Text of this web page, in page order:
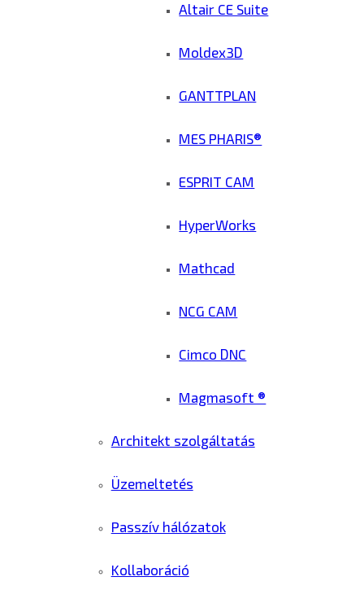
Altair CE Suite
Moldex3D
GANTTPLAN
MES PHARIS®
ESPRIT CAM
HyperWorks
Mathcad
NCG CAM
Cimco DNC
Magmasoft ®
Architekt szolgáltatás
Üzemeltetés
Passzív hálózatok
Kollaboráció